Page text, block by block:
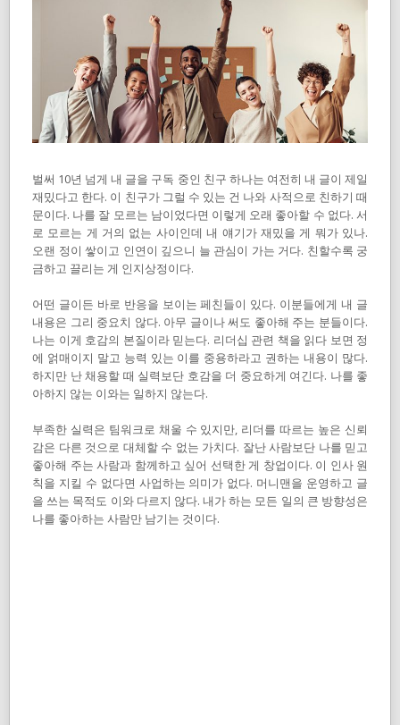
벌써 10년 넘게 내 글을 구독 중인 친구 하나는 여전히 내 글이 제일
재밌다고 한다. 이 친구가 그럴 수 있는 건 나와 사적으로 친하기 때
문이다. 나를 잘 모르는 남이었다면 이렇게 오래 좋아할 수 없다. 서
로 모르는 게 거의 없는 사이인데 내 얘기가 재밌을 게 뭐가 있나.
오랜 정이 쌓이고 인연이 깊으니 늘 관심이 가는 거다. 친할수록 궁
금하고 끌리는 게 인지상정이다.
어떤 글이든 바로 반응을 보이는 페친들이 있다. 이분들에게 내 글
내용은 그리 중요치 않다. 아무 글이나 써도 좋아해 주는 분들이다.
나는 이게 호감의 본질이라 믿는다. 리더십 관련 책을 읽다 보면 정
에 얽매이지 말고 능력 있는 이를 중용하라고 권하는 내용이 많다.
하지만 난 채용할 때 실력보단 호감을 더 중요하게 여긴다. 나를 좋
아하지 않는 이와는 일하지 않는다.
부족한 실력은 팀워크로 채울 수 있지만, 리더를 따르는 높은 신뢰
감은 다른 것으로 대체할 수 없는 가치다. 잘난 사람보단 나를 믿고
좋아해 주는 사람과 함께하고 싶어 선택한 게 창업이다. 이 인사 원
칙을 지킬 수 없다면 사업하는 의미가 없다. 머니맨을 운영하고 글
을 쓰는 목적도 이와 다르지 않다. 내가 하는 모든 일의 큰 방향성은
나를 좋아하는 사람만 남기는 것이다.